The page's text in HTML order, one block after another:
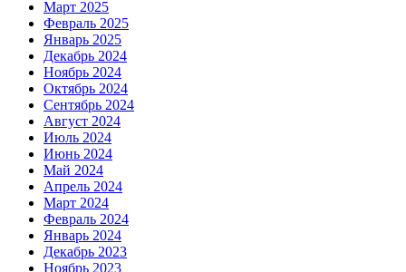
Март 2025
Февраль 2025
Январь 2025
Декабрь 2024
Ноябрь 2024
Октябрь 2024
Сентябрь 2024
Август 2024
Июль 2024
Июнь 2024
Май 2024
Апрель 2024
Март 2024
Февраль 2024
Январь 2024
Декабрь 2023
Ноябрь 2023